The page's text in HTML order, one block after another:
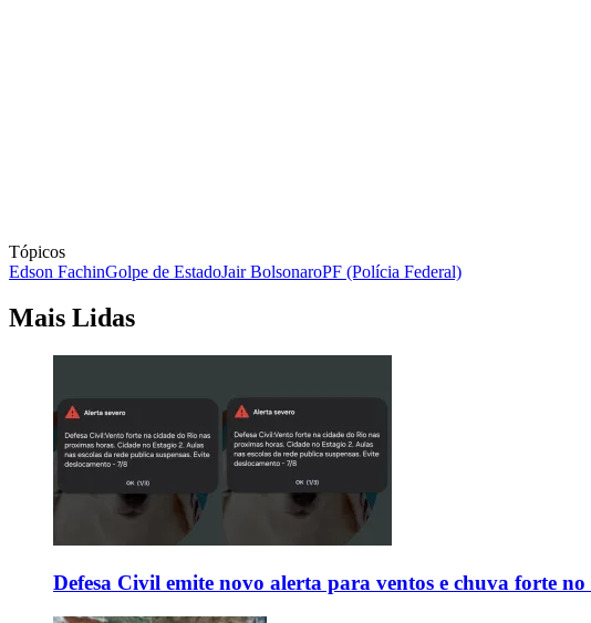
Tópicos
Edson FachinGolpe de EstadoJair BolsonaroPF (Polícia Federal)
Mais Lidas
Defesa Civil emite novo alerta para ventos e chuva forte